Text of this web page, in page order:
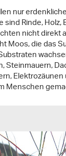
nur
Rinde, Holz,
nicht direkt
Moos, die das
Steinmauern,
Menschen